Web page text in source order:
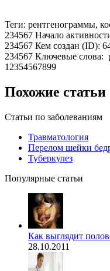
Теги: рентгенограммы,
234567 Начало
234567 Кем создан (ID):
234567 Ключевые слова:
12354567899
Похожие статьи
Статьи по заболеваниям
Травматология
Перелом шейки
Туберкулез
Популярные статьи
Как выглядит
28.10.2011